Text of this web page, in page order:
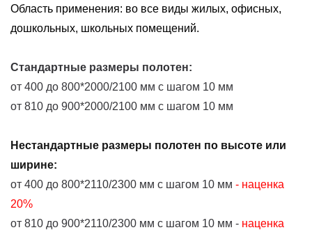
Область применения: во все виды жилых, офисных,
дошкольных, школьных помещений.
Стандартные размеры полотен:
от 400 до 800*2000/2100 мм с шагом 10 мм
от 810 до 900*2000/2100 мм с шагом 10 мм
Нестандартные размеры полотен по высоте или
ширине:
от 400 до 800*2110/2300 мм с шагом 10 мм - наценка
20%
от 810 до 900*2110/2300 мм с шагом 10 мм - наценка